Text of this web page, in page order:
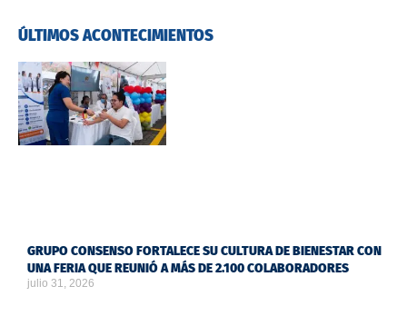
ÚLTIMOS ACONTECIMIENTOS
GRUPO CONSENSO FORTALECE SU CULTURA DE BIENESTAR CON
UNA FERIA QUE REUNIÓ A MÁS DE 2.100 COLABORADORES
julio 31, 2026